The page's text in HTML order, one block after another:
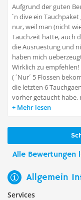
Aufgrund der guten
`n dive ein
nur, weil man (nicht
Tauchzeit hatte, auch
die Ausruestung und
haben mich
Wirklich zu empfehlen!
( ´Nur´ 5 Flossen
die letzten 6
vorher getaucht habe,
Mehr lesen
Alle Bewertungen
Allgemein
Services